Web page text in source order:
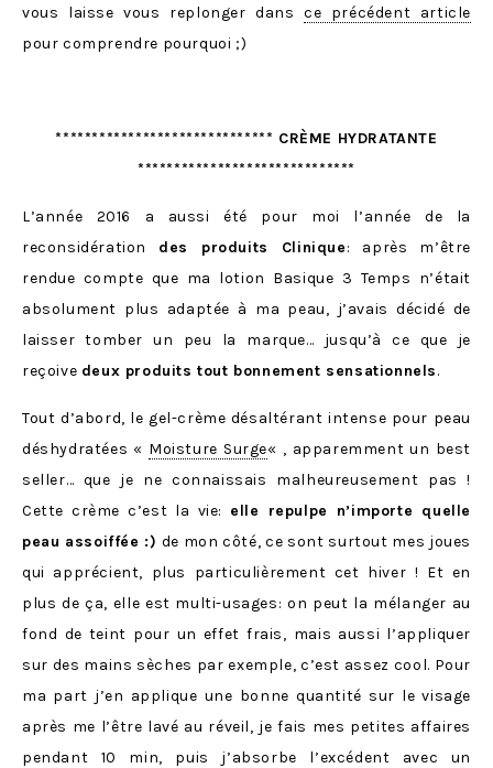
vous laisse vous replonger dansce précédent article
pour comprendre pourquoi ;)
****************************** CRÈME HYDRATANTE
******************************
L’année 2016 a aussi été pour moi l’année de la
reconsidération des produits Clinique: après m’être
rendue compte que ma lotion Basique 3 Temps n’était
absolument plus adaptée à ma peau, j’avais décidé de
laisser tomber un peu la marque… jusqu’à ce que je
reçoive deux produits tout bonnement sensationnels.
Tout d’abord, le gel-crème désaltérant intense pour peau
déshydratées « Moisture Surge« , apparemment un best
seller… que je ne connaissais malheureusement pas !
Cette crème c’est la vie: elle repulpe n’importe quelle
peau assoiffée :) de mon côté, ce sont surtout mes joues
qui apprécient, plus particulièrement cet hiver ! Et en
plus de ça, elle est multi-usages: on peut la mélanger au
fond de teint pour un effet frais, mais aussi l’appliquer
sur des mains sèches par exemple, c’est assez cool. Pour
ma part j’en applique une bonne quantité sur le visage
après me l’être lavé au réveil, je fais mes petites affaires
pendant 10 min, puis j’absorbe l’excédent avec un